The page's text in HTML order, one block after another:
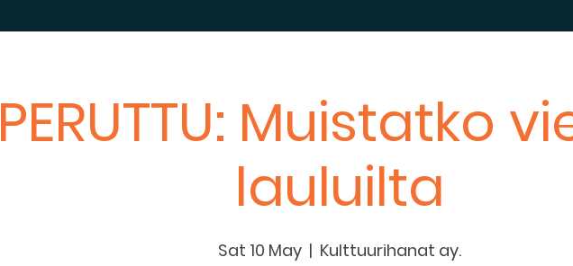
PERUTTU: Muistatko
lauluilta
Sat 10 May
  |
Kulttuurihanat ay.